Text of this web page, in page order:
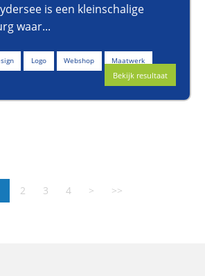
is een kleinschalige
waar...
Logo Webshop Maatwerk
Bekijk resultaat
2 3 4 > >>